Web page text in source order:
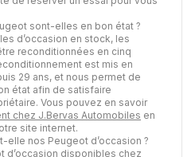
sont-elles en bon état ?
d’occasion en stock, les
reconditionnées en cinq
est mis en
29 ans, et nous permet de
état afin de satisfaire
Vous pouvez en savoir
chez J.Bervas Automobiles en
site internet.
elle nos Peugeot d’occasion ?
d’occasion disponibles chez